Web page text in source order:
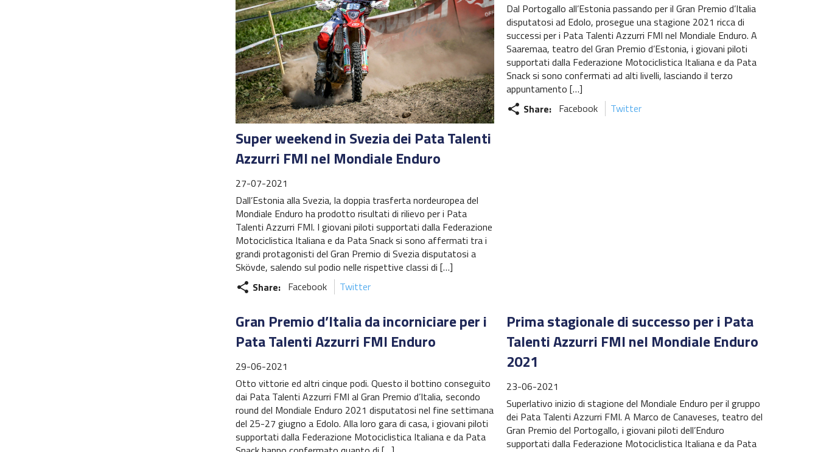
Super weekend in Svezia dei Pata Talenti
Azzurri FMI nel Mondiale Enduro
27-07-2021
Dall’Estonia alla Svezia, la doppia trasferta nordeuropea del
Mondiale Enduro ha prodotto risultati di rilievo per i Pata
Talenti Azzurri FMI. I giovani piloti supportati dalla Federazione
Motociclistica Italiana e da Pata Snack si sono affermati tra i
grandi protagonisti del Gran Premio di Svezia disputatosi a
Skövde, salendo sul podio nelle rispettive classi di […]
share Share: Facebook Twitter
Dal Portogallo all’Estonia passando per il Gran Premio d’Italia
disputatosi ad Edolo, prosegue una stagione 2021 ricca di
successi per i Pata Talenti Azzurri FMI nel Mondiale Enduro. A
Saaremaa, teatro del Gran Premio d’Estonia, i giovani piloti
supportati dalla Federazione Motociclistica Italiana e da Pata
Snack si sono confermati ad alti livelli, lasciando il terzo
appuntamento […]
share Share: Facebook Twitter
Gran Premio d’Italia da incorniciare per i
Pata Talenti Azzurri FMI Enduro
29-06-2021
Otto vittorie ed altri cinque podi. Questo il bottino conseguito
dai Pata Talenti Azzurri FMI al Gran Premio d’Italia, secondo
round del Mondiale Enduro 2021 disputatosi nel fine settimana
del 25-27 giugno a Edolo. Alla loro gara di casa, i giovani piloti
supportati dalla Federazione Motociclistica Italiana e da Pata
Prima stagionale di successo per i Pata
Talenti Azzurri FMI nel Mondiale Enduro
2021
23-06-2021
Superlativo inizio di stagione del Mondiale Enduro per il gruppo
dei Pata Talenti Azzurri FMI. A Marco de Canaveses, teatro del
Gran Premio del Portogallo, i giovani piloti dell’Enduro
supportati dalla Federazione Motociclistica Italiana e da Pata